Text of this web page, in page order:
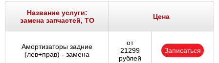
Название услуги:
замена запчастей, ТО
Цена
Амортизаторы задние
(лев+прав) - замена
от
21299
рублей
Записаться